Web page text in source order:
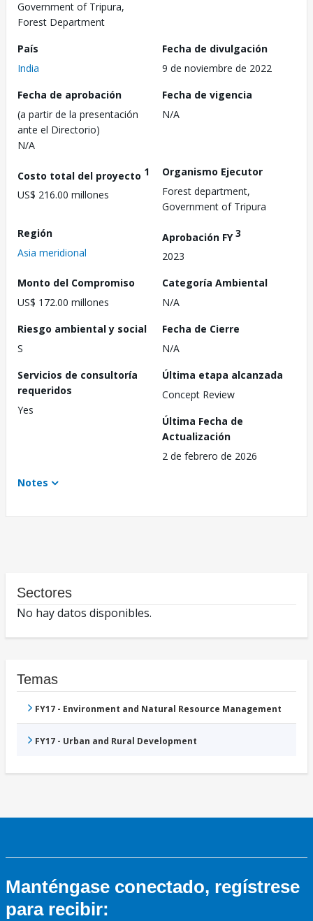
Government of Tripura,
Forest Department
País
India
Fecha de divulgación
9 de noviembre de 2022
Fecha de aprobación
(a partir de la presentación
ante el Directorio)
N/A
Fecha de vigencia
N/A
Costo total del proyecto 1
US$ 216.00 millones
Organismo Ejecutor
Forest department,
Government of Tripura
Región
Asia meridional
Aprobación FY3
2023
Monto del Compromiso
US$ 172.00 millones
Categoría Ambiental
N/A
Riesgo ambiental y social
S
Fecha de Cierre
N/A
Servicios de consultoría
requeridos
Yes
Última etapa alcanzada
Concept Review
Última Fecha de
Actualización
2 de febrero de 2026
Notes
Sectores
No hay datos disponibles.
Temas
FY17 - Environment and Natural Resource Management
FY17 - Urban and Rural Development
Manténgase conectado, regístrese
para recibir: